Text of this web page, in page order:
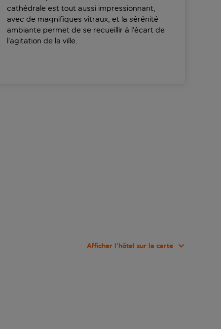
cathédrale est tout aussi impressionnant,
avec de magnifiques vitraux, et la sérénité
ambiante permet de se recueillir à l’écart de
l’agitation de la ville.
Afficher l’hôtel sur la carte